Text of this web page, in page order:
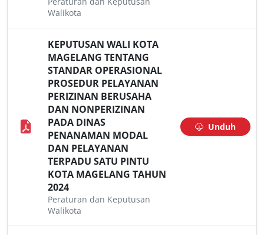
Walikota
KEPUTUSAN WALI KOTA
MAGELANG TENTANG
STANDAR OPERASIONAL
PROSEDUR PELAYANAN
PERIZINAN BERUSAHA
DAN NONPERIZINAN
PADA DINAS
PENANAMAN MODAL
DAN PELAYANAN
TERPADU SATU PINTU
KOTA MAGELANG TAHUN
2024
Peraturan dan Keputusan
Walikota
Unduh